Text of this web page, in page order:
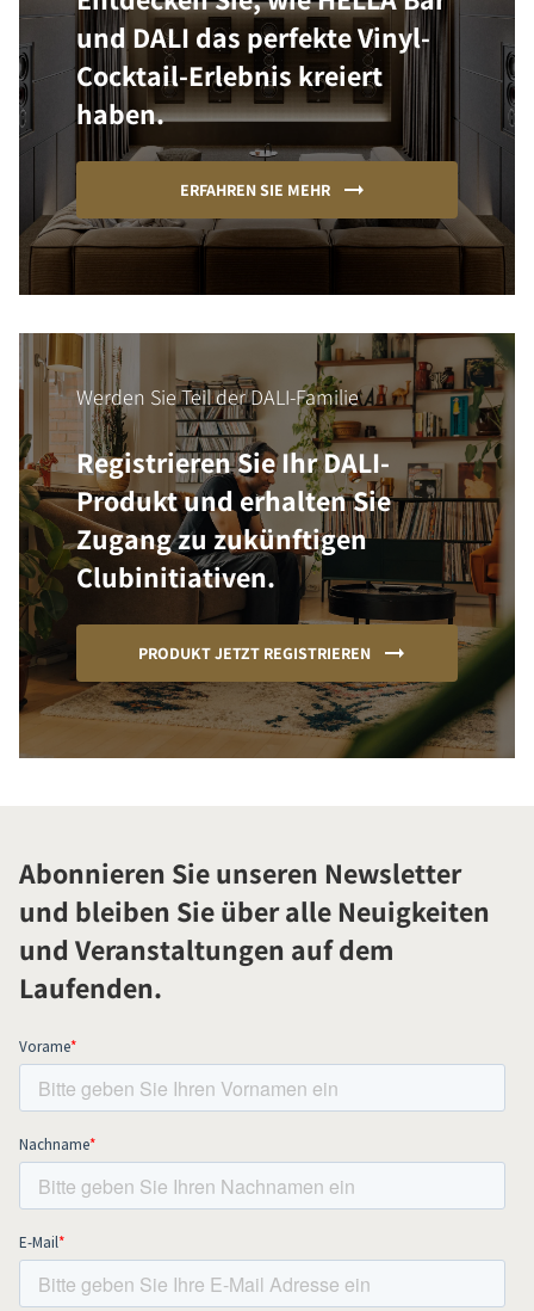
und DALI das perfekte Vinyl-
Cocktail-Erlebnis kreiert
haben.
ERFAHREN SIE MEHR
Werden Sie Teil der DALI-Familie
Registrieren Sie Ihr DALI-
Produkt und erhalten Sie
Zugang zu zukünftigen
Clubinitiativen.
PRODUKT JETZT REGISTRIEREN
Abonnieren Sie unseren Newsletter
und bleiben Sie über alle Neuigkeiten
und Veranstaltungen auf dem
Laufenden.